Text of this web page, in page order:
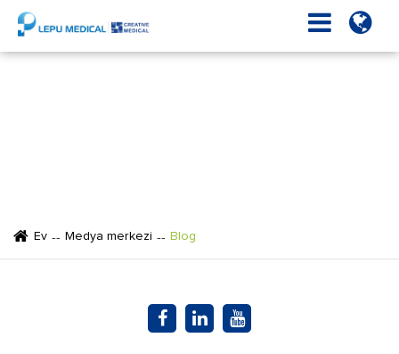
Ev Medya merkezi Blog